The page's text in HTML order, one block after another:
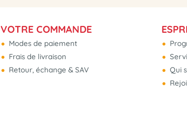
VOTRE COMMANDE
Modes de paiement
Frais de livraison
Retour, échange & SAV
Qui